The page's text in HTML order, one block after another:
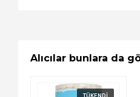
Alıcılar bunlara da